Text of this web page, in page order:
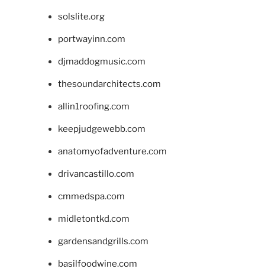
solslite.org
portwayinn.com
djmaddogmusic.com
thesoundarchitects.com
allin1roofing.com
keepjudgewebb.com
anatomyofadventure.com
drivancastillo.com
cmmedspa.com
midletontkd.com
gardensandgrills.com
basilfoodwine.com